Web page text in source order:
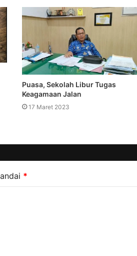
Puasa, Sekolah Libur Tugas
Keagamaan Jalan
17 Maret 2023
*